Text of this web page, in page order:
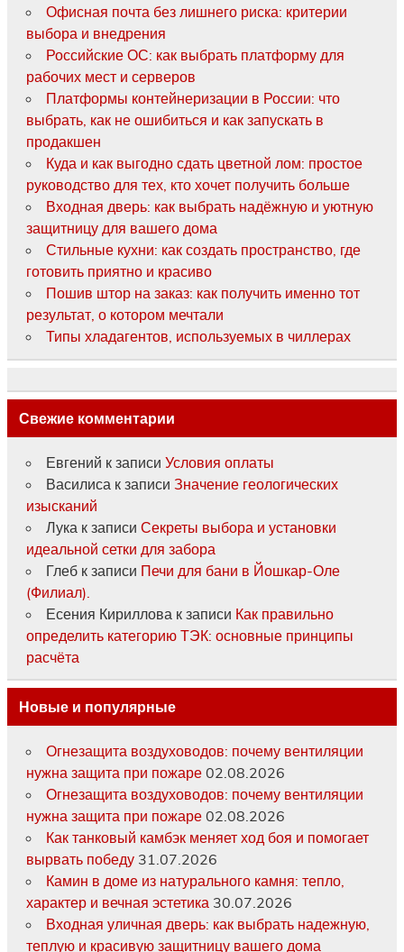
Офисная почта без лишнего риска: критерии
выбора и внедрения
Российские ОС: как выбрать платформу для
рабочих мест и серверов
Платформы контейнеризации в России: что
выбрать, как не ошибиться и как запускать в
продакшен
Куда и как выгодно сдать цветной лом: простое
руководство для тех, кто хочет получить больше
Входная дверь: как выбрать надёжную и уютную
защитницу для вашего дома
Стильные кухни: как создать пространство, где
готовить приятно и красиво
Пошив штор на заказ: как получить именно тот
результат, о котором мечтали
Типы хладагентов, используемых в чиллерах
Свежие комментарии
Евгений к записи Условия оплаты
Василиса к записи Значение геологических
изысканий
Лука к записи Секреты выбора и установки
идеальной сетки для забора
Глебк записи Печи для бани в Йошкар-Оле
(Филиал).
Есения Кириллова к записи Как правильно
определить категорию ТЭК: основные принципы
расчёта
Новые и популярные
Огнезащита воздуховодов: почему вентиляции
нужна защита при пожаре 02.08.2026
Огнезащита воздуховодов: почему вентиляции
нужна защита при пожаре 02.08.2026
Как танковый камбэк меняет ход боя и помогает
вырвать победу 31.07.2026
Камин в доме из натурального камня: тепло,
характер и вечная эстетика 30.07.2026
Входная уличная дверь: как выбрать надежную,
теплую и красивую защитницу вашего дома